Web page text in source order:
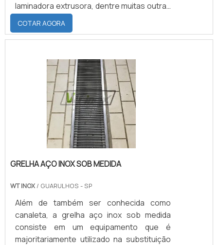
laminadora extrusora, dentre muitas outras
máquinas que necessitam desse tipo de
cilindro para um melhor funcionamento dos
cilindros. Saiba mais informações osbre o
qualidade dos produtos confeccionados,
precisamos que os clientes nos forneçam
todas as informações necessárias para o
bom entendimento do .
COTAR AGORA
GRELHA AÇO INOX SOB MEDIDA
WT INOX / GUARULHOS - SP
Além de também ser conhecida como
canaleta, a grelha aço inox sob medida
consiste em um equipamento que é
majoritariamente utilizado na substituição